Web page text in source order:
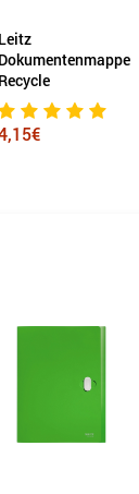
Leitz
Dokumentenmappe
Recycle